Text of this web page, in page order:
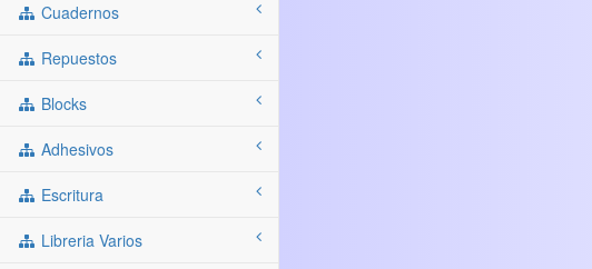
Cuadernos
Repuestos
Blocks
Adhesivos
Escritura
Libreria Varios